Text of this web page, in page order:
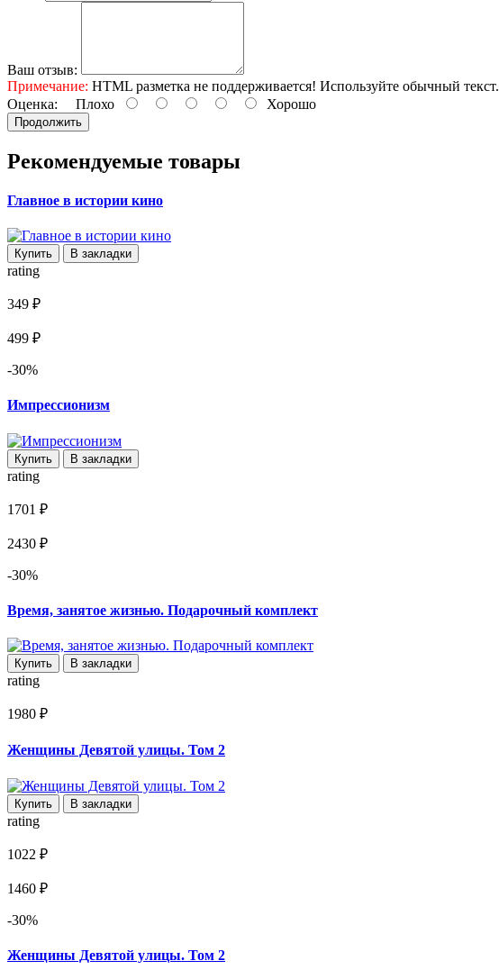
Ваш отзыв:
Примечание: HTML разметка не поддерживается! Используйте обычный текст.
Оценка: Плохо Хорошо
Продолжить
Рекомендуемые товары
Главное в истории кино
Купить В закладки
rating
349 ₽
499 ₽
-30%
Импрессионизм
Купить В закладки
rating
1701 ₽
2430 ₽
-30%
Время, занятое жизнью. Подарочный комплект
Купить В закладки
rating
1980 ₽
Женщины Девятой улицы. Том 2
Купить В закладки
rating
1022 ₽
1460 ₽
-30%
Женщины Девятой улицы. Том 2